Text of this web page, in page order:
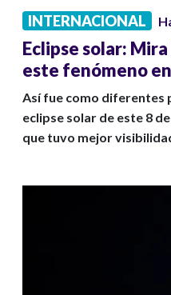
INTERNACIONAL
Eclipse solar:
este fenómeno
Así fue como diferentes
eclipse solar de este 8
que tuvo mejor